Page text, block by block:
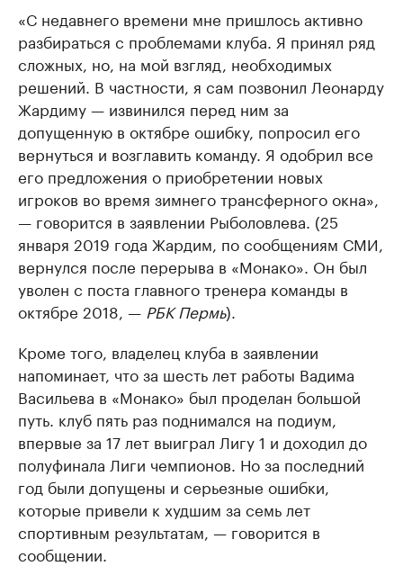
«С недавнего времени мне пришлось активно
разбираться с проблемами клуба. Я принял ряд
сложных, но, на мой взгляд, необходимых
решений. В частности, я сам позвонил Леонарду
Жардиму — извинился перед ним за
допущенную в октябре ошибку, попросил его
вернуться и возглавить команду. Я одобрил все
его предложения о приобретении новых
игроков во время зимнего трансферного окна»,
— говорится в заявлении Рыболовлева. (25
января 2019 года Жардим, по сообщениям СМИ,
вернулся после перерыва в «Монако». Он был
уволен с поста главного тренера команды в
октябре 2018, — РБК Пермь).
Кроме того, владелец клуба в заявлении
напоминает, что за шесть лет работы Вадима
Васильева в «Монако» был проделан большой
путь. клуб пять раз поднимался на подиум,
впервые за 17 лет выиграл Лигу 1 и доходил до
полуфинала Лиги чемпионов. Но за последний
год были допущены и серьезные ошибки,
которые привели к худшим за семь лет
спортивным результатам, — говорится в
сообщении.